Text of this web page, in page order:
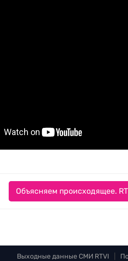
Объясняем происходящее.
Выходные данные СМИ RTVI